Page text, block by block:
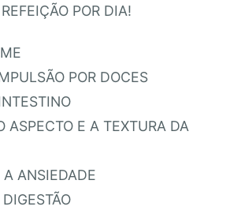
POR DIA!
POR DOCES
ASPECTO E A TEXTURA DA
ANSIEDADE